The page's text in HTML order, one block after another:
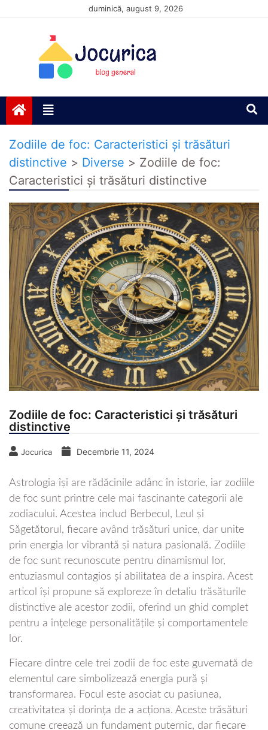
duminică, august 9, 2026
Jocurică blog
Zodiile de foc: Caracteristici și trăsături
distinctive > Diverse > Zodiile de foc:
Caracteristici și trăsături distinctive
Zodiile de foc: Caracteristici și trăsături
distinctive
Jocurica Decembrie 11, 2024
Astrologia își are rădăcinile adânc în istorie, iar zodiile
de foc sunt printre cele mai fascinante categorii ale
zodiacului. Acestea includ Berbecul, Leul și
Săgetătorul, fiecare având trăsături unice, dar unite
prin energia lor vibrantă și natura pasională. Zodiile
de foc sunt recunoscute pentru dinamismul lor,
entuziasmul contagios și abilitatea de a inspira. Acest
articol își propune să exploreze în detaliu trăsăturile
distinctive ale acestor zodii, oferind un ghid complet
pentru a înțelege personalitățile și comportamentele
lor.
Fiecare dintre cele trei zodii de foc este guvernată de
elementul care simbolizează energia pură și
transformarea. Focul este asociat cu pasiunea,
creativitatea și dorința de a acționa. Aceste trăsături
comune creează un fundament puternic, dar fiecare